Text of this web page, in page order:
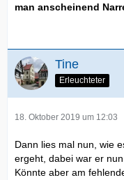
man anscheinend
Tine
Erleuchteter
18. Oktober 2019 um 12:03
Dann lies mal nun, wie
ergeht, dabei war er
Könnte aber am